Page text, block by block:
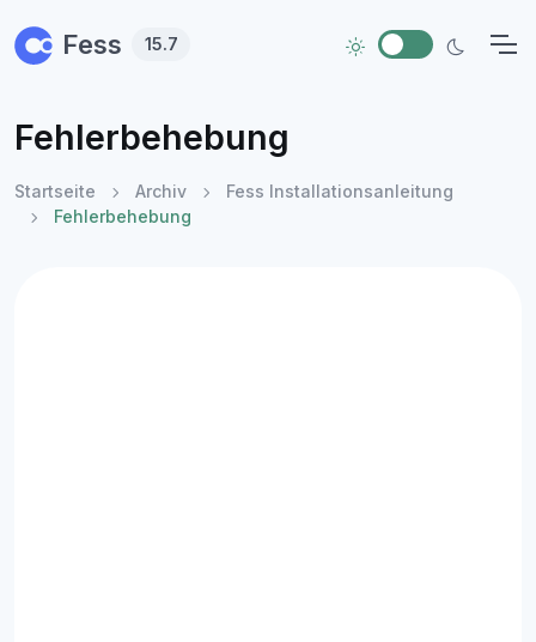
Fess 15.7
Fehlerbehebung
Startseite Archiv
Fess Installationsanleitung
Fehlerbehebung